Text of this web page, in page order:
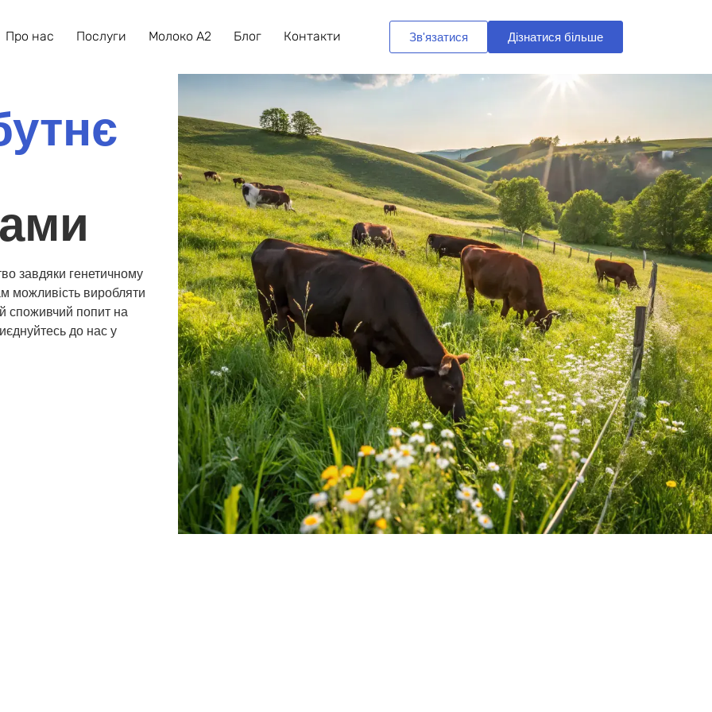
Про нас Послуги Молоко А2 Блог Контакти Зв'язатися Дізнатися більше
завдяки генетичному
можливість виробляти
споживчий попит на
до нас у